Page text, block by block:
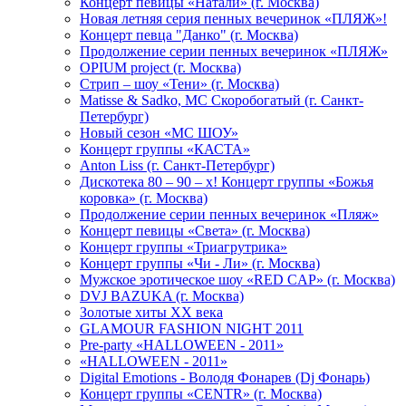
Новая летняя серия пенных вечеринок «ПЛЯЖ»!
Концерт певца "Данко" (г. Москва)
Продолжение серии пенных вечеринок «ПЛЯЖ»
OPIUM project (г. Москва)
Стрип – шоу «Тени» (г. Москва)
Matissе & Sadko, MC Скоробогатый (г. Санкт-
Петербург)
Новый сезон «МС ШОУ»
Концерт группы «КАСТА»
Anton Liss (г. Санкт-Петербург)
Дискотека 80 – 90 – х! Концерт группы «Божья
коровка» (г. Москва)
Продолжение серии пенных вечеринок «Пляж»
Концерт певицы «Света» (г. Москва)
Концерт группы «Триагрутрика»
Концерт группы «Чи - Ли» (г. Москва)
Мужское эротическое шоу «RED CAP» (г. Москва)
DVJ BAZUKA (г. Москва)
Золотые хиты XX века
GLAMOUR FASHION NIGHT 2011
Pre-party «HALLOWEEN - 2011»
«HALLOWEEN - 2011»
Digital Emotions - Володя Фонарев (Dj Фонарь)
Концерт группы «CENTR» (г. Москва)